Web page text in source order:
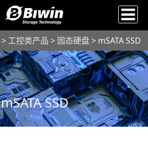
> 工控类产品 > 固态硬盘> mSATA SSD
mSATA SSD